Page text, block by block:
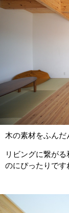
木の素材をふんだ
リビングに繋が
のにぴったりです